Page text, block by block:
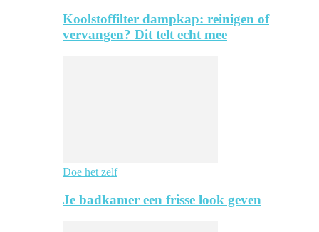
Koolstoffilter dampkap: reinigen of
vervangen? Dit telt echt mee
Doe het zelf
Je badkamer een frisse look geven